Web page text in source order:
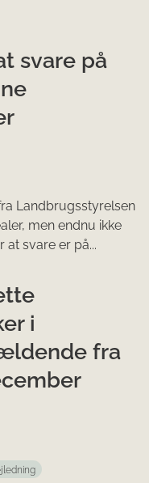
svare på
Landbrugsstyrelsen
men endnu ikke
at svare er på...
i
fra